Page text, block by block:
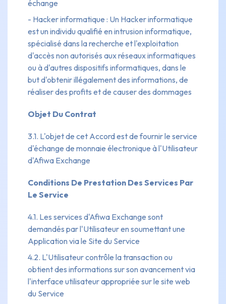
échange
- Hacker informatique : Un Hacker informatique
est un individu qualifié en intrusion informatique,
spécialisé dans la recherche et l'exploitation
d'accès non autorisés aux réseaux informatiques
ou à d'autres dispositifs informatiques, dans le
but d'obtenir illégalement des informations, de
réaliser des profits et de causer des dommages
Objet Du Contrat
3.1. L'objet de cet Accord est de fournir le service
d'échange de monnaie électronique à l'Utilisateur
d'Afiwa Exchange
Conditions De Prestation Des Services Par
Le Service
4.1. Les services d'Afiwa Exchange sont
demandés par l'Utilisateur en soumettant une
Application via le Site du Service
4.2. L'Utilisateur contrôle la transaction ou
obtient des informations sur son avancement via
l'interface utilisateur appropriée sur le site web
du Service